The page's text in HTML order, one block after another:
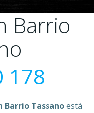
Barrio
178
Barrio Tassanoestá